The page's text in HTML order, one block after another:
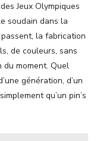
Jeux Olympiques
soudain dans la
la fabrication
de couleurs, sans
du moment. Quel
génération, d’un
qu’un pin’s